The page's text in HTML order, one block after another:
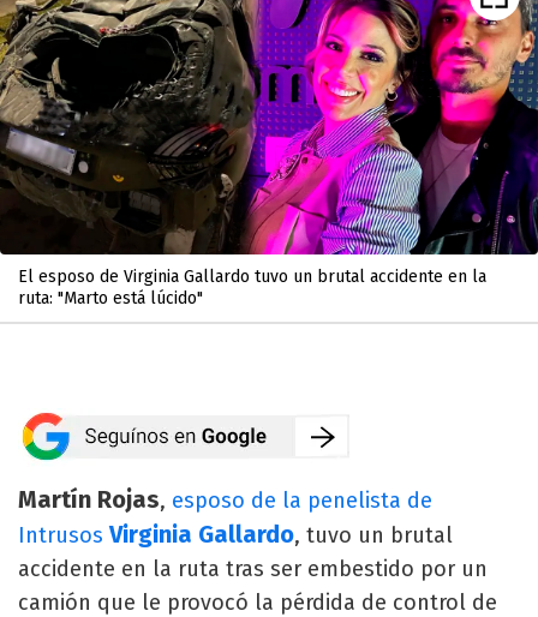
El esposo de Virginia Gallardo tuvo un brutal accidente en la
ruta: "Marto está lúcido"
Martín Rojas, esposo de la penelista de
IntrusosVirginia Gallardo, tuvo un brutal
accidente en la ruta tras ser embestido por un
camión que le provocó la pérdida de control de